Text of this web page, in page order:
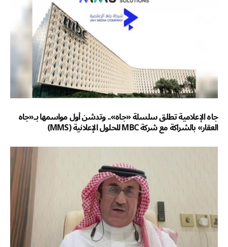
جاه الإعلامية تطلق سلسلة «جاه».. وتدشن أول مواسمها بـ«جاه
العقار» بالشراكة مع شركة MBC للحلول الإعلانية (MMS)